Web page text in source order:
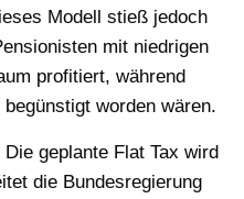
Modell stieß jedoch
mit niedrigen
profitiert, während
worden wären.
geplante Flat Tax wird
die Bundesregierung